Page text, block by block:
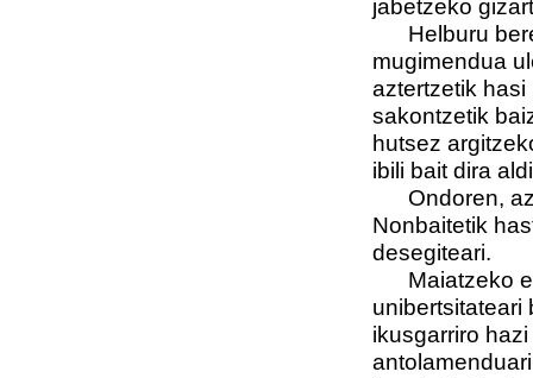
jabetzeko
Helburu
mugimendua
aztertzetik
sakontzetik
hutsez
ibili bait dira
Ondoren,
Nonbaitetik
desegiteari.
Maiatzeko
unibertsitateari
ikusgarriro